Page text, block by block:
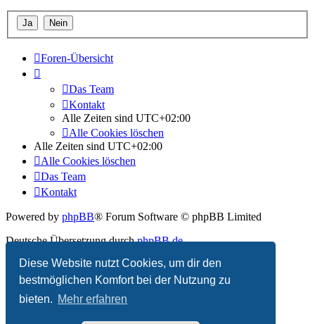
Diese Website nutzt Cookies, um dir den
bestmöglichen Komfort bei der Nutzung zu
bieten. Mehr erfahren
Foren-Übersicht
Das Team
Kontakt
Alle Zeiten sind UTC+02:00
Alle Cookies löschen
Alle Zeiten sind UTC+02:00
Alle Cookies löschen
Das Team
Kontakt
Powered by phpBB® Forum Software © phpBB Limited
Deutsche Übersetzung durchphpBB.de
Datenschutz |Nutzungsbedingungen